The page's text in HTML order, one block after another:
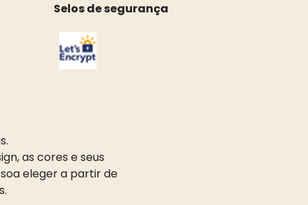
Selos de segurança
as cores e seus
eleger a partir de